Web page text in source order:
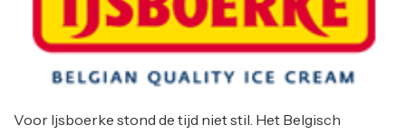
Voor Ijsboerke stond de tijd niet stil. Het Belgisch